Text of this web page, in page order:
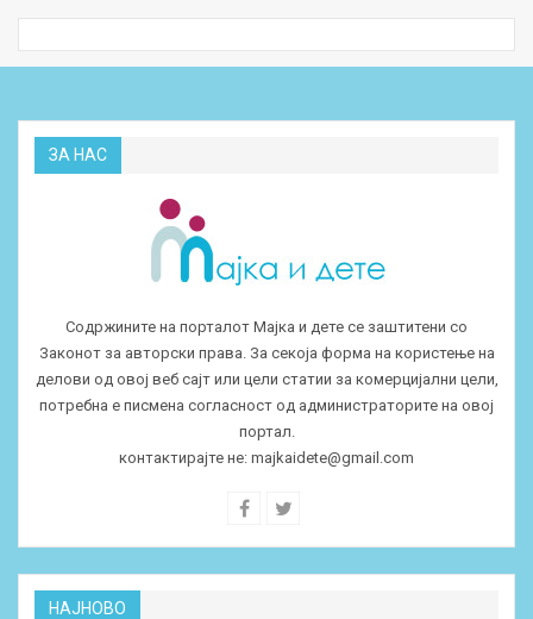
ЗА НАС
Содржините на порталот Мајка и дете се заштитени со
Законот за авторски права. За секоја форма на користење на
делови од овој веб сајт или цели статии за комерцијални цели,
потребна е писмена согласност од администраторите на овој
портал.
контактирајте не: majkaidete@gmail.com
НАЈНОВО